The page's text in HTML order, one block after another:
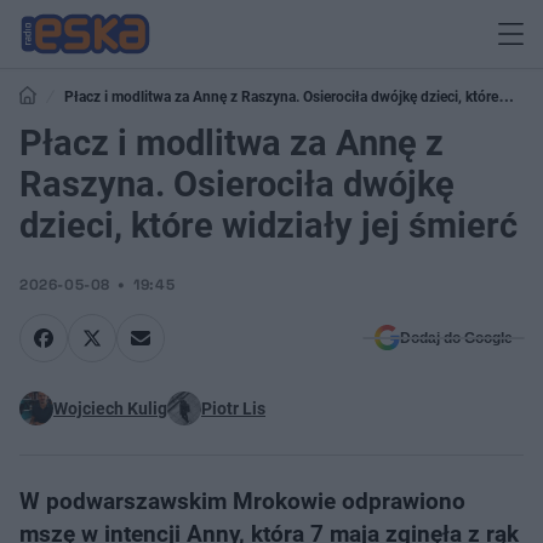
Płacz i modlitwa za Annę z Raszyna. Osierociła dwójkę dzieci, które
widziały jej śmierć
Płacz i modlitwa za Annę z
Raszyna. Osierociła dwójkę
dzieci, które widziały jej śmierć
2026-05-08 19:45
Dodaj do Google
Wojciech Kulig Piotr Lis
W podwarszawskim Mrokowie odprawiono
mszę w intencji Anny, która 7 maja zginęła z rąk